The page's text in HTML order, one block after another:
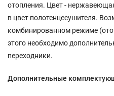
отопления. Цвет -
в цвет полотенцесушителя.
комбинированном режиме
этого необходимо
переходники.
Дополнительные